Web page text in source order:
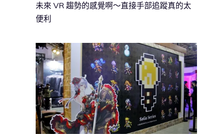
未來 VR 趨勢的感覺啊～直接手部追蹤真的太
便利